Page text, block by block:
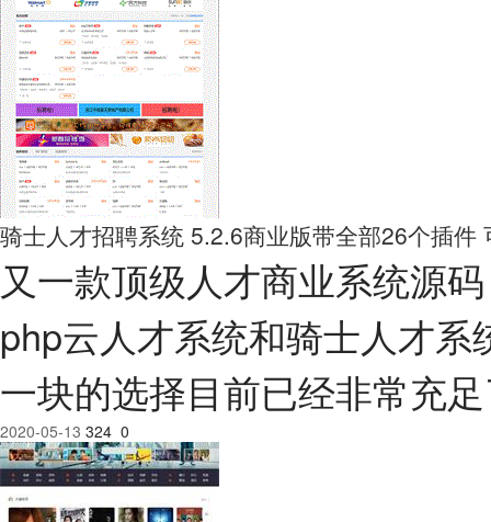
骑士人才招聘系统 5.2.6商业版带全部26个插件
又一款顶级人才商业系统源
php云人才系统和骑士人才
一块的选择目前已经非常充
2020-05-13 324 0